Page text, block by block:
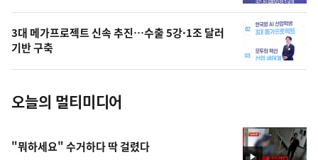
의
사
진
3대 메가프로젝트 신속 추진…수출 5강·1조 달러
기반 구축
오늘의 멀티미디어
"뭐하세요" 수거하다 딱 걸렸다